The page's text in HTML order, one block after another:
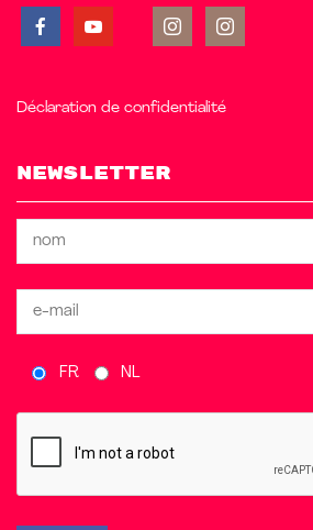
Déclaration de confidentialité
Newsletter
FR NL